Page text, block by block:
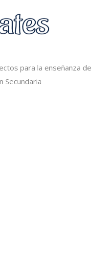
para la enseñanza de
Secundaria